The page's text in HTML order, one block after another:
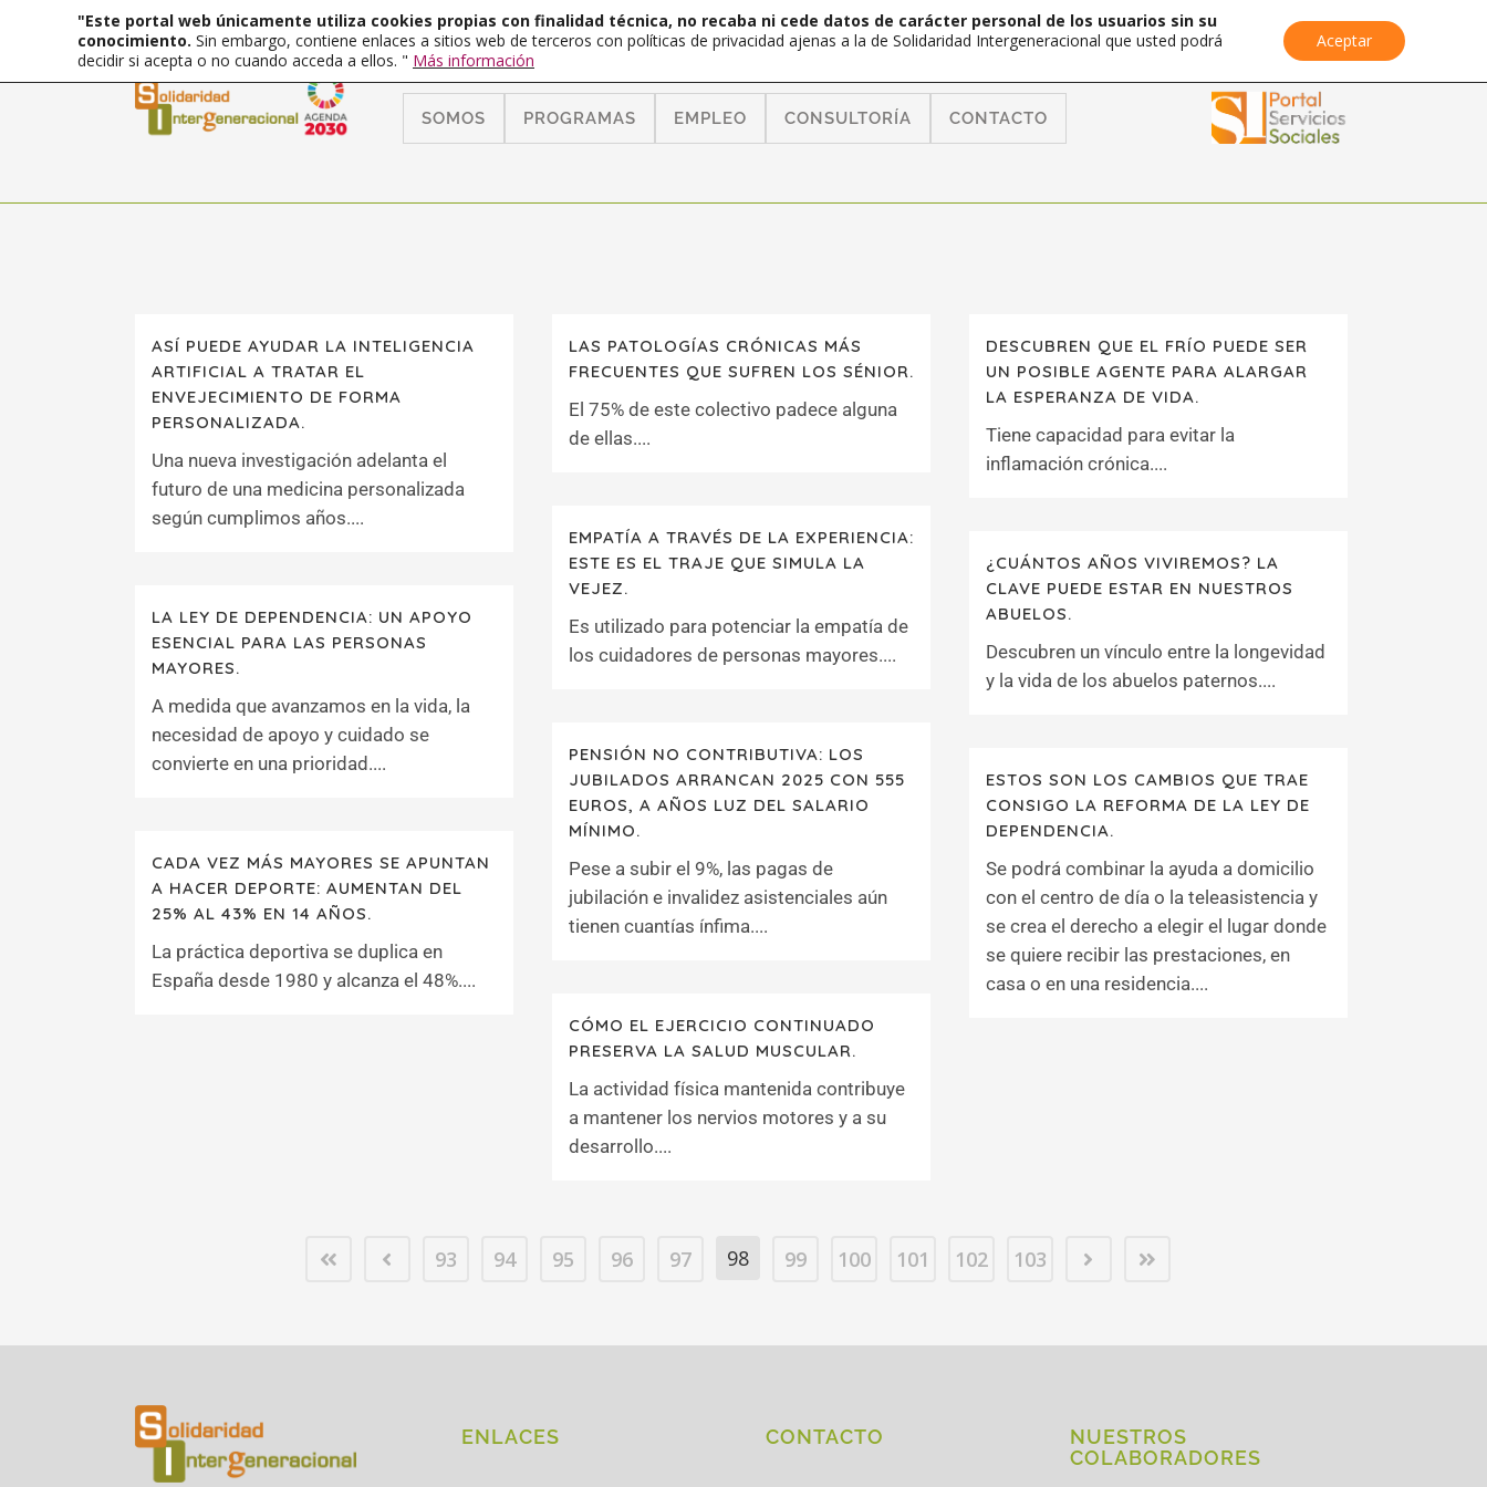
SOMOS PROGRAMAS EMPLEO CONSULTORÍA CONTACTO
ASÍ PUEDE AYUDAR LA INTELIGENCIA
ARTIFICIAL A TRATAR EL
ENVEJECIMIENTO DE FORMA
PERSONALIZADA.
Una nueva investigación adelanta el
futuro de una medicina personalizada
según cumplimos años....
LAS PATOLOGÍAS CRÓNICAS MÁS
FRECUENTES QUE SUFREN LOS SÉNIOR.
El 75% de este colectivo padece alguna
de ellas....
DESCUBREN QUE EL FRÍO PUEDE SER
UN POSIBLE AGENTE PARA ALARGAR
LA ESPERANZA DE VIDA.
Tiene capacidad para evitar la
inflamación crónica....
EMPATÍA A TRAVÉS DE LA EXPERIENCIA:
ESTE ES EL TRAJE QUE SIMULA LA
VEJEZ.
Es utilizado para potenciar la empatía de
los cuidadores de personas mayores....
¿CUÁNTOS AÑOS VIVIREMOS? LA
CLAVE PUEDE ESTAR EN NUESTROS
ABUELOS.
Descubren un vínculo entre la longevidad
y la vida de los abuelos paternos....
LA LEY DE DEPENDENCIA: UN APOYO
ESENCIAL PARA LAS PERSONAS
MAYORES.
A medida que avanzamos en la vida, la
necesidad de apoyo y cuidado se
convierte en una prioridad....
PENSIÓN NO CONTRIBUTIVA: LOS
JUBILADOS ARRANCAN 2025 CON 555
EUROS, A AÑOS LUZ DEL SALARIO
MÍNIMO.
Pese a subir el 9%, las pagas de
jubilación e invalidez asistenciales aún
tienen cuantías ínfima....
ESTOS SON LOS CAMBIOS QUE TRAE
CONSIGO LA REFORMA DE LA LEY DE
DEPENDENCIA.
Se podrá combinar la ayuda a domicilio
con el centro de día o la teleasistencia y
se crea el derecho a elegir el lugar donde
se quiere recibir las prestaciones, en
casa o en una residencia....
CADA VEZ MÁS MAYORES SE APUNTAN
A HACER DEPORTE: AUMENTAN DEL
25% AL 43% EN 14 AÑOS.
La práctica deportiva se duplica en
España desde 1980 y alcanza el 48%....
CÓMO EL EJERCICIO CONTINUADO
PRESERVA LA SALUD MUSCULAR.
La actividad física mantenida contribuye
a mantener los nervios motores y a su
desarrollo....
93 94 95 96 97 98 99 100 101 102 103
ENLACES CONTACTO
NUESTROS
COLABORADORES
"Este portal web únicamente utiliza cookies propias con finalidad técnica, no recaba ni cede datos de carácter personal de los usuarios sin su
conocimiento. Sin embargo, contiene enlaces a sitios web de terceros con políticas de privacidad ajenas a la de Solidaridad Intergeneracional que usted podrá
decidir si acepta o no cuando acceda a ellos. " Más información
Aceptar